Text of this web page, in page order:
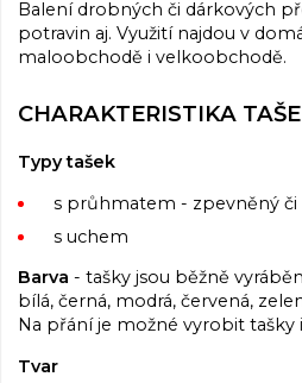
Balení drobných či dárkových
potravin aj. Využití najdou v
maloobchodě i velkoobchodě.
CHARAKTERISTIKA
Typy tašek
s průhmatem - zpevněný
s uchem
Barva - tašky jsou běžně
bílá, černá, modrá, červená,
Na přání je možné vyrobit tašky
Tvar